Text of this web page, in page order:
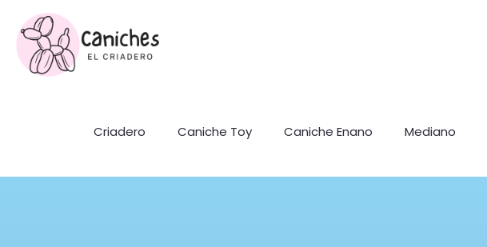
Criadero Caniche Toy Caniche Enano Mediano